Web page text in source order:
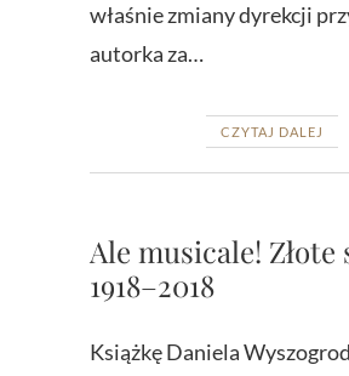
właśnie zmiany dyrekcji
autorka za…
CZYTAJ DALEJ
Ale musicale! Złote
1918–2018
Książkę Daniela